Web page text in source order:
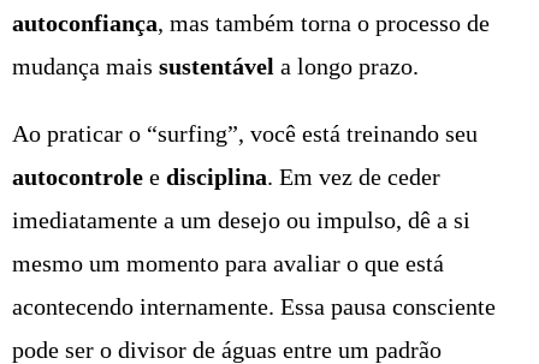
autoconfiança, mas também torna o processo de
mudança mais sustentável a longo prazo.
Ao praticar o “surfing”, você está treinando seu
autocontrole e disciplina. Em vez de ceder
imediatamente a um desejo ou impulso, dê a si
mesmo um momento para avaliar o que está
acontecendo internamente. Essa pausa consciente
pode ser o divisor de águas entre um padrão